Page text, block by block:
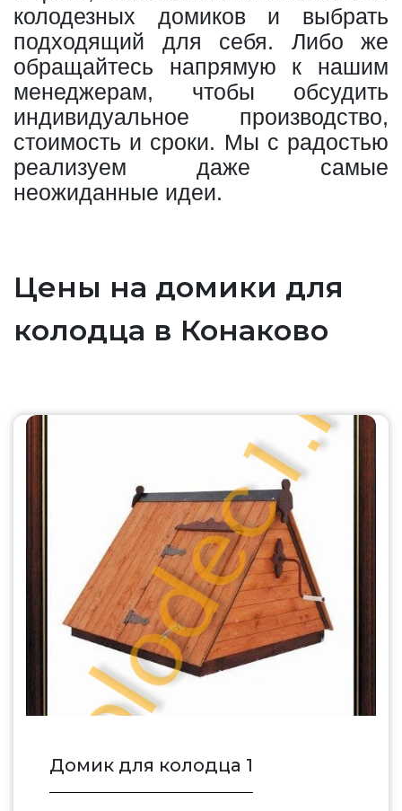
колодезных домиков и выбрать
подходящий для себя. Либо же
обращайтесь напрямую к нашим
менеджерам, чтобы обсудить
индивидуальное производство,
стоимость и сроки. Мы с радостью
реализуем даже самые
неожиданные идеи.
Цены на домики для
колодца в Конаково
Домик для колодца 1